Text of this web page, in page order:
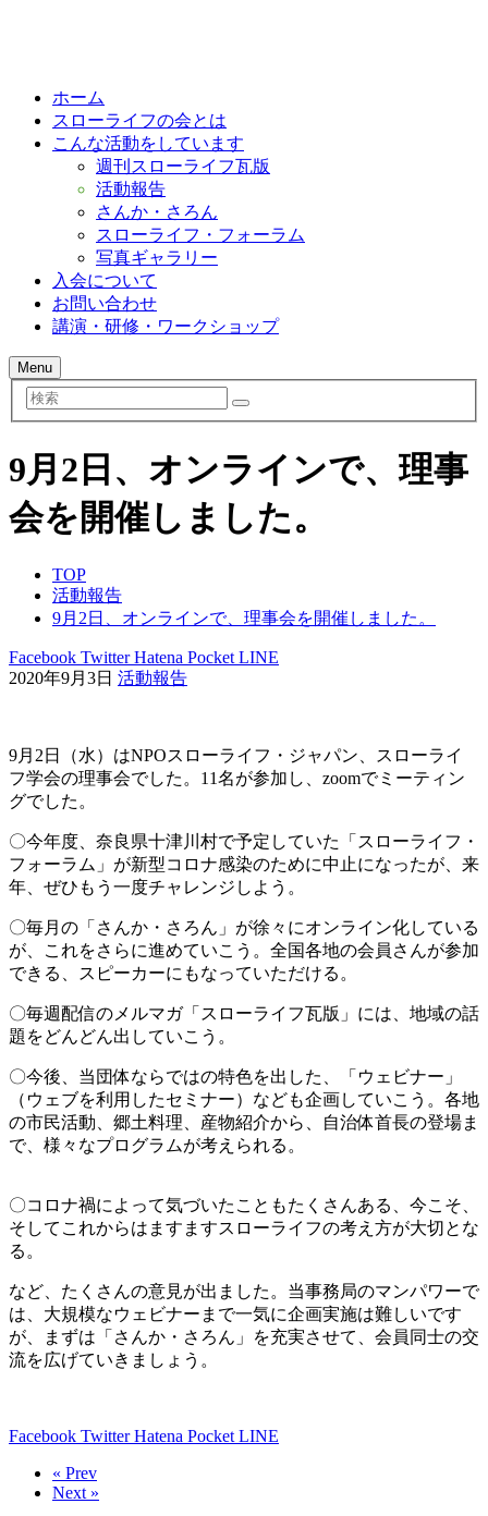
ホーム
スローライフの会とは
こんな活動をしています
週刊スローライフ瓦版
活動報告
さんか・さろん
スローライフ・フォーラム
写真ギャラリー
入会について
お問い合わせ
講演・研修・ワークショップ
Menu
検
索
9月2日、オンラインで、理事
会を開催しました。
TOP
活動報告
9月2日、オンラインで、理事会を開催しました。
Facebook TwitterHatena Pocket LINE
2020年9月3日 活動報告
9月2日（水）はNPOスローライフ・ジャパン、スローライ
フ学会の理事会でした。11名が参加し、zoomでミーティン
グでした。
〇今年度、奈良県十津川村で予定していた「スローライフ・
フォーラム」が新型コロナ感染のために中止になったが、来
年、ぜひもう一度チャレンジしよう。
〇毎月の「さんか・さろん」が徐々にオンライン化している
が、これをさらに進めていこう。全国各地の会員さんが参加
できる、スピーカーにもなっていただける。
〇毎週配信のメルマガ「スローライフ瓦版」には、地域の話
題をどんどん出していこう。
〇今後、当団体ならではの特色を出した、「ウェビナー」
（ウェブを利用したセミナー）なども企画していこう。各地
の市民活動、郷土料理、産物紹介から、自治体首長の登場ま
で、様々なプログラムが考えられる。
〇コロナ禍によって気づいたこともたくさんある、今こそ、
そしてこれからはますますスローライフの考え方が大切とな
る。
など、たくさんの意見が出ました。当事務局のマンパワーで
は、大規模なウェビナーまで一気に企画実施は難しいです
が、まずは「さんか・さろん」を充実させて、会員同士の交
流を広げていきましょう。
Facebook TwitterHatena Pocket LINE
« Prev
Next »